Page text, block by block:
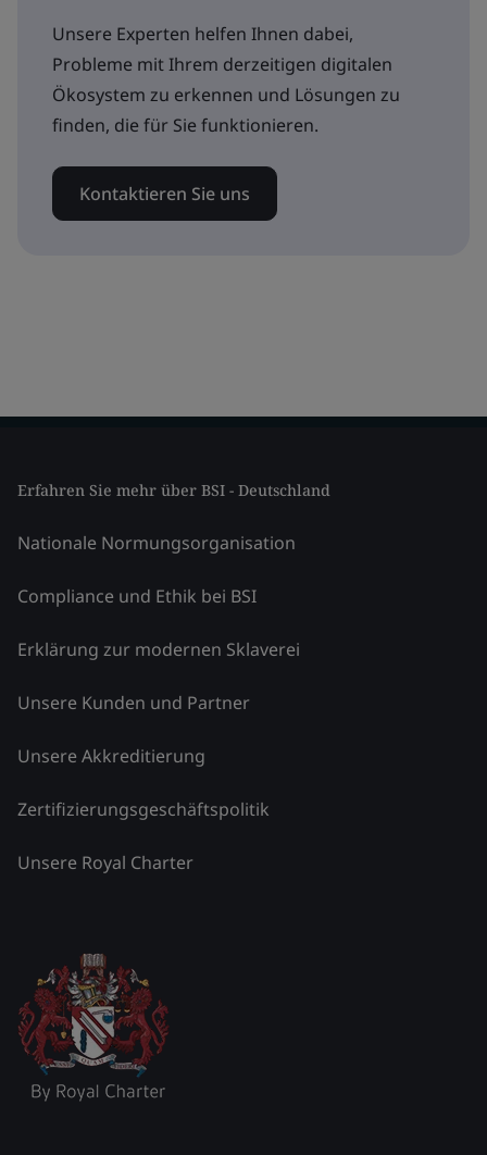
Unsere Experten helfen Ihnen dabei,
Probleme mit Ihrem derzeitigen digitalen
Ökosystem zu erkennen und Lösungen zu
finden, die für Sie funktionieren.
Kontaktieren Sie uns
Erfahren Sie mehr über BSI - Deutschland
Nationale Normungsorganisation
Compliance und Ethik bei BSI
Erklärung zur modernen Sklaverei
Unsere Kunden und Partner
Unsere Akkreditierung
Zertifizierungsgeschäftspolitik
Unsere Royal Charter